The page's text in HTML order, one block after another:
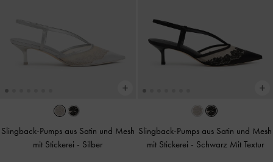
Slingback-Pumps aus Satin und Mesh
mit Stickerei - Silber
Slingback-Pumps aus Satin und Mesh
mit Stickerei - Schwarz Mit Textur